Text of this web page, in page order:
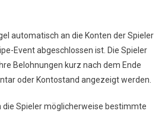
automatisch an die Konten der Spieler
Event abgeschlossen ist. Die Spieler
Belohnungen kurz nach dem Ende
oder Kontostand angezeigt werden.
die Spieler möglicherweise bestimmte